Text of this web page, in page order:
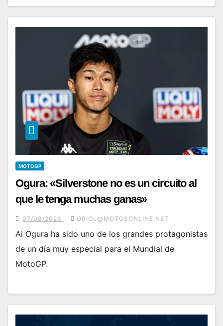
MOTOGP
Ogura: «Silverstone no es un circuito al
que le tenga muchas ganas»
07/08/2026 ORIOL@MOTOSONLINE.NET
Ai Ogura ha sido uno de los grandes protagonistas
de un día muy especial para el Mundial de
MotoGP.